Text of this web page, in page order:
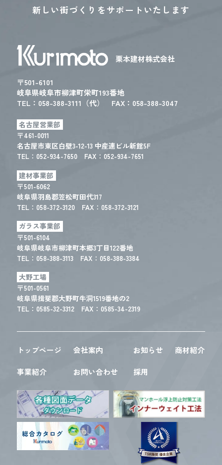
新しい街づくりをサポートいたします
栗本建材株式会社
〒501-6101
岐阜県岐阜市柳津町栄町193番地
TEL： 058-388-3111（代） FAX：058-388-3047
名古屋営業部
〒461-0011
名古屋市東区白壁3-12-13 中産連ビル新館5F
TEL： 052-934-7650
FAX：052-934-7651
建材事業部
〒501-6062
岐阜県羽島郡笠松町田代317
TEL： 058-372-3120
FAX：058-372-3121
ガラス事業部
〒501-6104
岐阜県岐阜市柳津町本郷3丁目122番地
TEL： 058-388-3113
FAX：058-388-3384
大野工場
〒501-0561
岐阜県揖斐郡大野町牛洞1519番地の2
TEL： 0585-32-3312 FAX：0585-34-2319
トップページ 会社案内 お知らせ 商材紹介
事業紹介 お問い合わせ 採用